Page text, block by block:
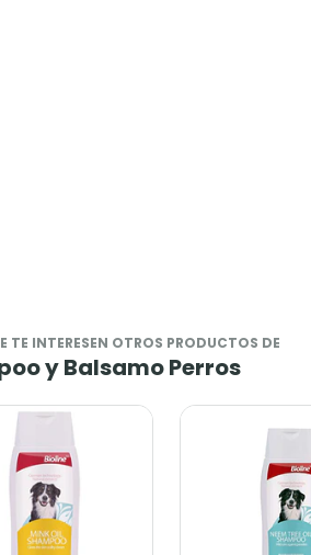
TE INTERESEN OTROS PRODUCTOS DE
y Balsamo Perros